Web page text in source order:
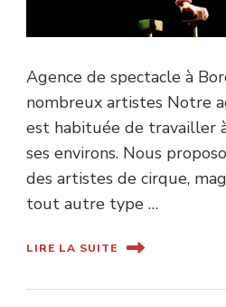
Agence de spectacle à
nombreux artistes Notre
est habituée de travailler
ses environs. Nous
des artistes de cirque,
tout autre type …
LIRE LA SUITE